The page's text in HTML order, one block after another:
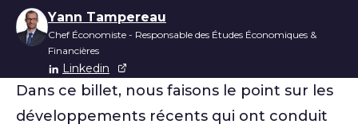
Liste des auteurs
Yann Tampereau
Chef Économiste - Responsable des Études Économiques &
Financières
Linkedin
Dans ce billet, nous faisons le point sur les
développements récents qui ont conduit